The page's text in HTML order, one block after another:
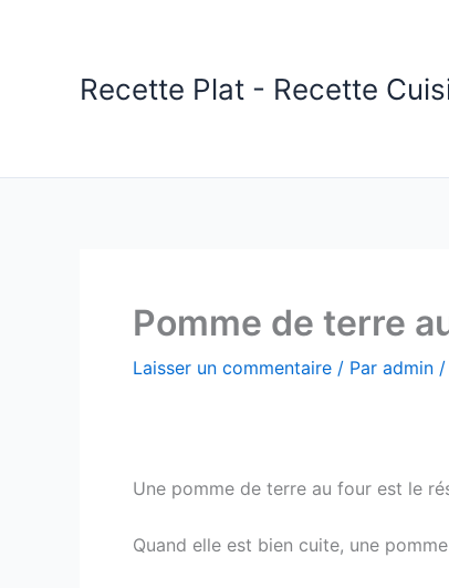
Recette Plat - Recette
Pomme de terre
Laisser un commentaire / Par admin /
Une pomme de terre au four est le
Quand elle est bien cuite, une